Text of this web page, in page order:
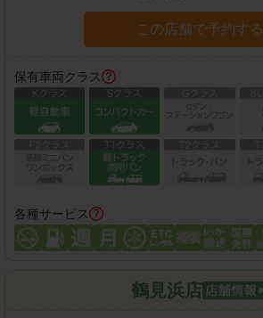
この店舗で予約する
保有車両クラス
各種サービス
鶴見浜店